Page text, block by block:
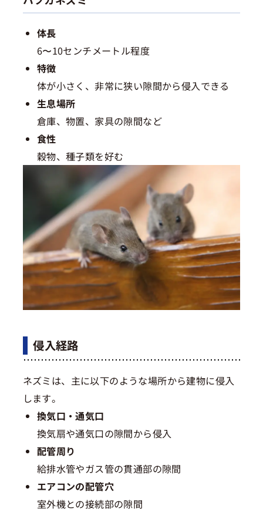
体長
6〜10センチメートル程度
特徴
体が小さく、非常に狭い隙間から侵入できる
生息場所
倉庫、物置、家具の隙間など
食性
穀物、種子類を好む
侵入経路
ネズミは、主に以下のような場所から建物に侵入
します。
換気口・通気口
換気扇や通気口の隙間から侵入
配管周り
給排水管やガス管の貫通部の隙間
エアコンの配管穴
室外機との接続部の隙間